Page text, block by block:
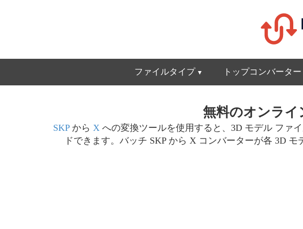
ファイルタイプ トップコンバーター
無料のオンライ
SKPから Xへの変換ツールを使用すると、3D モデル ファ
ドできます。バッチ SKP から X コンバーターが各 3D